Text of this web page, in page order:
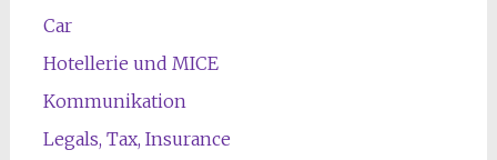
Car
Hotellerie und MICE
Kommunikation
Legals, Tax, Insurance